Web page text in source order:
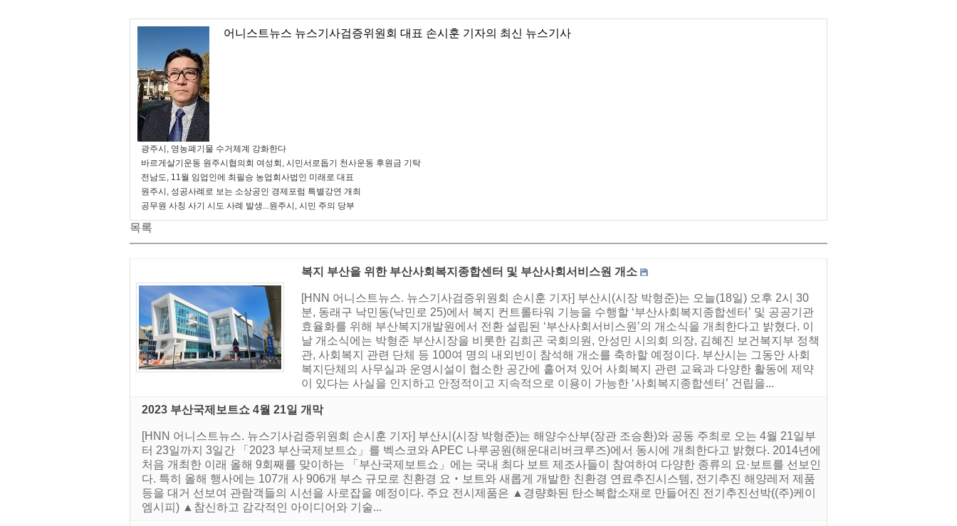
어니스트뉴스 뉴스기사검증위원회 대표 손시훈 기자의 최신 뉴스기사
광주시, 영농폐기물 수거체계 강화한다
바르게살기운동 원주시협의회 여성회, 시민서로돕기 천사운동 후원금 기탁
전남도, 11월 임업인에 최필승 농업회사법인 미래로 대표
원주시, 성공사례로 보는 소상공인 경제포럼 특별강연 개최
공무원 사칭 사기 시도 사례 발생...원주시, 시민 주의 당부
목록
복지 부산을 위한 부산사회복지종합센터 및 부산사회서비스원 개소
[HNN 어니스트뉴스. 뉴스기사검증위원회 손시훈 기자] 부산시(시장 박형준)는 오늘(18일) 오후 2시 30
분, 동래구 낙민동(낙민로 25)에서 복지 컨트롤타워 기능을 수행할 ‘부산사회복지종합센터’ 및 공공기관
효율화를 위해 부산복지개발원에서 전환 설립된 ‘부산사회서비스원’의 개소식을 개최한다고 밝혔다. 이
날 개소식에는 박형준 부산시장을 비롯한 김희곤 국회의원, 안성민 시의회 의장, 김혜진 보건복지부 정책
관, 사회복지 관련 단체 등 100여 명의 내외빈이 참석해 개소를 축하할 예정이다. 부산시는 그동안 사회
복지단체의 사무실과 운영시설이 협소한 공간에 흩어져 있어 사회복지 관련 교육과 다양한 활동에 제약
이 있다는 사실을 인지하고 안정적이고 지속적으로 이용이 가능한 ‘사회복지종합센터’ 건립을...
2023 부산국제보트쇼 4월 21일 개막
[HNN 어니스트뉴스. 뉴스기사검증위원회 손시훈 기자] 부산시(시장 박형준)는 해양수산부(장관 조승환)와 공동 주최로 오는 4월 21일부
터 23일까지 3일간 「2023 부산국제보트쇼」를 벡스코와 APEC 나루공원(해운대리버크루즈)에서 동시에 개최한다고 밝혔다. 2014년에
처음 개최한 이래 올해 9회째를 맞이하는 「부산국제보트쇼」에는 국내 최다 보트 제조사들이 참여하여 다양한 종류의 요·보트를 선보인
다. 특히 올해 행사에는 107개 사 906개 부스 규모로 친환경 요‧보트와 새롭게 개발한 친환경 연료추진시스템, 전기추진 해양레저 제품
등을 대거 선보여 관람객들의 시선을 사로잡을 예정이다. 주요 전시제품은 ▲경량화된 탄소복합소재로 만들어진 전기추진선박((주)케이
엠시피) ▲참신하고 감각적인 아이디어와 기술...